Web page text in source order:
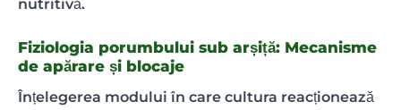
nutritivă.
Fiziologia porumbului sub arșiță: Mecanisme
de apărare și blocaje
Înțelegerea modului în care cultura reacționează